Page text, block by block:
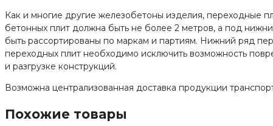
Как и многие другие железобетоны изделия, переходные
бетонных плит должна быть не более 2 метров, а под
быть рассортированы по маркам и партиям. Нижний ряд
переходных плит необходимо исключить возможность
и разгрузке конструкций.
Возможна централизованная доставка продукции
Похожие товары